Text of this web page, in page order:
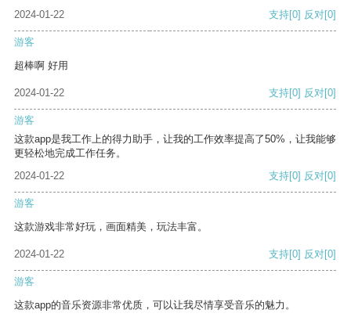
2024-01-22 支持[0] 反对[0]
游客
超棒啊 好用
2024-01-22 支持[0] 反对[0]
游客
这款app是我工作上的得力助手，让我的工作效率提高了50%，让我能够
更轻松地完成工作任务。
2024-01-22
支持[0] 反对[0]
游客
这款游戏非常好玩，画面精美，玩法丰富。
2024-01-22 支持[0] 反对[0]
游客
这款app的音乐资源非常优质，可以让我尽情享受音乐的魅力。